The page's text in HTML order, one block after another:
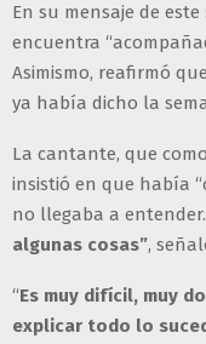
En su mensaje de
encuentra
Asimismo, reafirmó que
ya había dicho la
La cantante, que
insistió en que había
no llegaba a entender.
algunas cosas”,
“Es muy difícil, muy
explicar todo lo